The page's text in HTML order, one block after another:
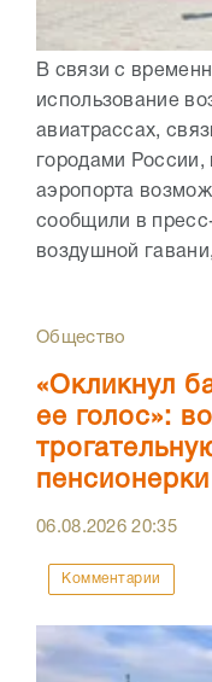
В связи с
использование
авиатрассах,
городами России,
аэропорта
сообщили в
воздушной
Общество
«Окликнул
ее голос»:
пенсионерки
06.08.202620:35
Комментарии